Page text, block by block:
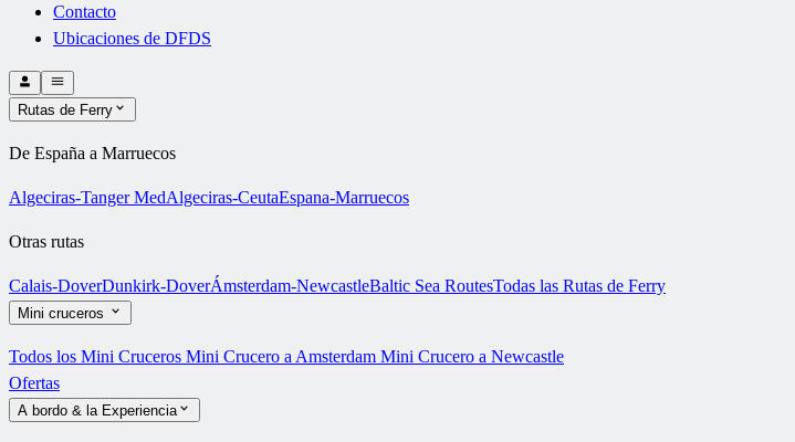
Contacto
Ubicaciones de DFDS
Rutas de Ferry
De España a Marruecos
Algeciras-Tanger MedAlgeciras-CeutaEspana-Marruecos
Otras rutas
Calais-DoverDunkirk-DoverÁmsterdam-NewcastleBaltic Sea RoutesTodas las Rutas de Ferry
Mini cruceros
Todos los Mini Cruceros Mini Crucero a Amsterdam Mini Crucero a Newcastle
Ofertas
A bordo & la Experiencia